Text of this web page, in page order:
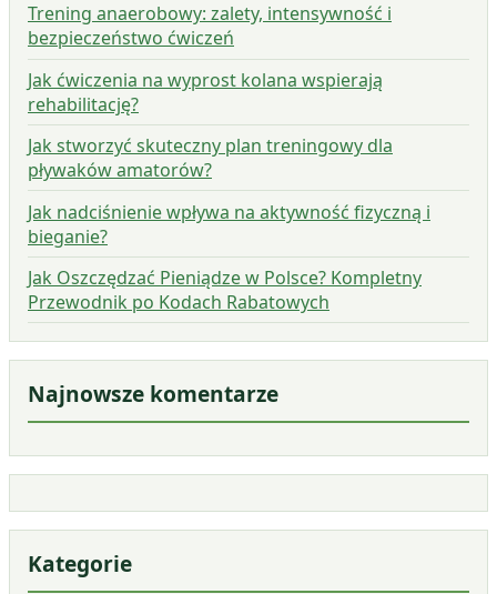
Trening anaerobowy: zalety, intensywność i
bezpieczeństwo ćwiczeń
Jak ćwiczenia na wyprost kolana wspierają
rehabilitację?
Jak stworzyć skuteczny plan treningowy dla
pływaków amatorów?
Jak nadciśnienie wpływa na aktywność fizyczną i
bieganie?
Jak Oszczędzać Pieniądze w Polsce? Kompletny
Przewodnik po Kodach Rabatowych
Najnowsze komentarze
Kategorie